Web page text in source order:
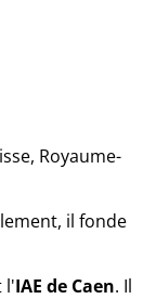
Royaume-
il fonde
l'IAE de Caen. Il